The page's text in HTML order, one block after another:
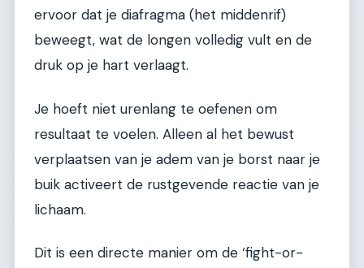
ervoor dat je diafragma (het middenrif)
beweegt, wat de longen volledig vult en de
druk op je hart verlaagt.
Je hoeft niet urenlang te oefenen om
resultaat te voelen. Alleen al het bewust
verplaatsen van je adem van je borst naar je
buik activeert de rustgevende reactie van je
lichaam.
Dit is een directe manier om de ‘fight-or-